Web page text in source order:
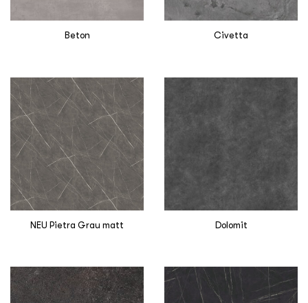
Beton Civetta
NEU Pietra Grau matt Dolomit